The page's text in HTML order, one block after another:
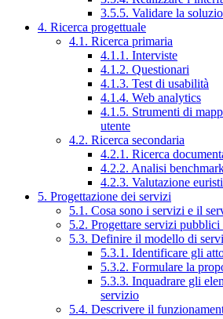
3.5.5. Validare la
4. Ricerca progettuale
4.1. Ricerca primaria
4.1.1. Interviste
4.1.2. Questionari
4.1.3. Test di usabilità
4.1.4. Web analytics
4.1.5. Strumenti di
utente
4.2. Ricerca secondaria
4.2.1. Ricerca
4.2.2. Analisi
4.2.3. Valutazione
5. Progettazione dei servizi
5.1. Cosa sono i servizi e il
5.2. Progettare servizi
5.3. Definire il modello di
5.3.1. Identificare gli
5.3.2. Formulare la
5.3.3. Inquadrare gli
servizio
5.4. Descrivere il